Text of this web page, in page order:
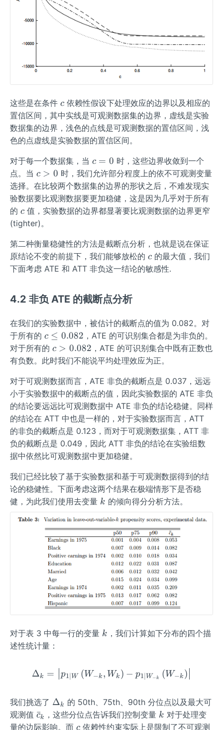
这些是在条件 c
c 依赖性假设下处理效应的边界以及相应的
置信区间，其中实线是可观测数据集的边界，虚线是实验
数据集的边界，浅色的点线是可观测数据的置信区间，浅
色的点虚线是实验数据的置信区间。
对于每一个数据集，当 c
=
0
c = 0 时，这些边界收敛到一个
点。当 c
>
0
c > 0 时，我们允许部分程度上的依不可观测变量
选择。在比较两个数据集的边界的形状之后，不难发现实
验数据要比观测数据要更加稳健，这是因为几乎对于所有
的 c
c 值，实验数据的边界都显著要比观测数据的边界更窄
(tighter)。
第二种衡量稳健性的方法是截断点分析，也就是说在保证
原结论不变的前提下，我们能够放松的 c
c 的最大值，我们
下面考虑 ATE 和 ATT 非负这一结论的敏感性.
4.2 非负 ATE 的截断点分析
在我们的实验数据中，被估计的截断点的值为 0.082。对
于所有的 c
\l
e
0.
0
8
2
c ≤ 0.082 ，ATE 的可识别集合都是为非负的。
对于所有的 c
>
0
8
2
c > 0.082 ，ATE 的可识别集合中既有正数也
有负数。此时我们不能说平均处理效应为正。
对于可观测数据而言，ATE 非负的截断点是 0.037，远远
小于实验数据中的截断点的值，因此实验数据的 ATE 非负
的结论要远远比可观测数据中 ATE 非负的结论稳健。同样
的结论在 ATT 中也是一样的，对于实验数据而言，ATT
的非负的截断点是 0.123，而对于可观测数据集，ATT 非
负的截断点是 0.049，因此 ATT 非负的结论在实验组数
据中依然比可观测数据中更加稳健。
我们已经比较了基于实验数据和基于可观测数据得到的结
论的稳健性。下面考虑这两个结果在极端情形下是否稳
健，为此我们使用去变量 k
k 的倾向得分分析方法。
对于表 3 中每一行的变量 k
k ，我们计算如下分布的四个描
述性统计量：
\Delta_{k}=\left|p_{1
Δk = p1 W (W−k , Wk ) − p1 ∣W−k (W−k )
我们挑选了 \D
elt
a_
Δk
的 50th、75th、90th 分位点以及最大可
观测值 \b
ar
c
ˉk ，这些分位点告诉我们控制变量 k
k 对于处理变
量的边际影响。而 c
c 依赖性约束实际上是限制了不可观测